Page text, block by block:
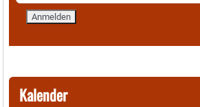
Kalender